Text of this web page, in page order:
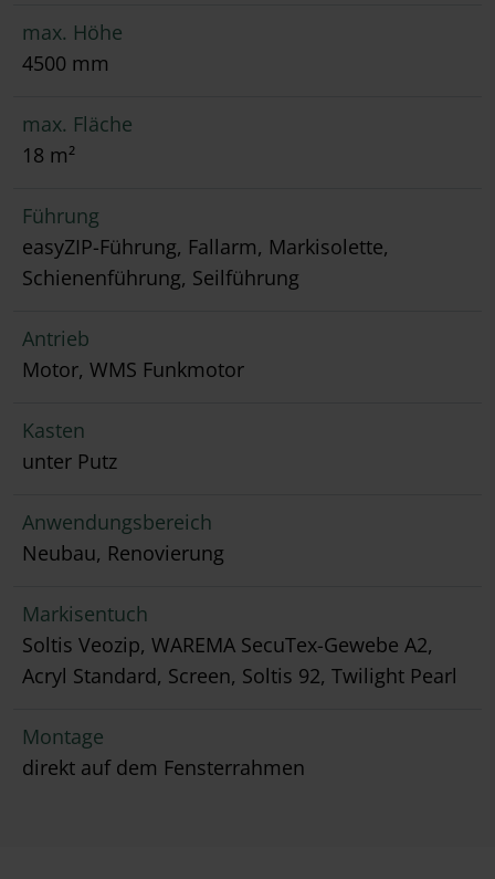
max. Höhe
4500 mm
max. Fläche
18 m²
Führung
easyZIP-Führung, Fallarm, Markisolette,
Schienenführung, Seilführung
Antrieb
Motor, WMS Funkmotor
Kasten
unter Putz
Anwendungsbereich
Neubau, Renovierung
Markisentuch
Soltis Veozip, WAREMA SecuTex-Gewebe A2,
Acryl Standard, Screen, Soltis 92, Twilight Pearl
Montage
direkt auf dem Fensterrahmen